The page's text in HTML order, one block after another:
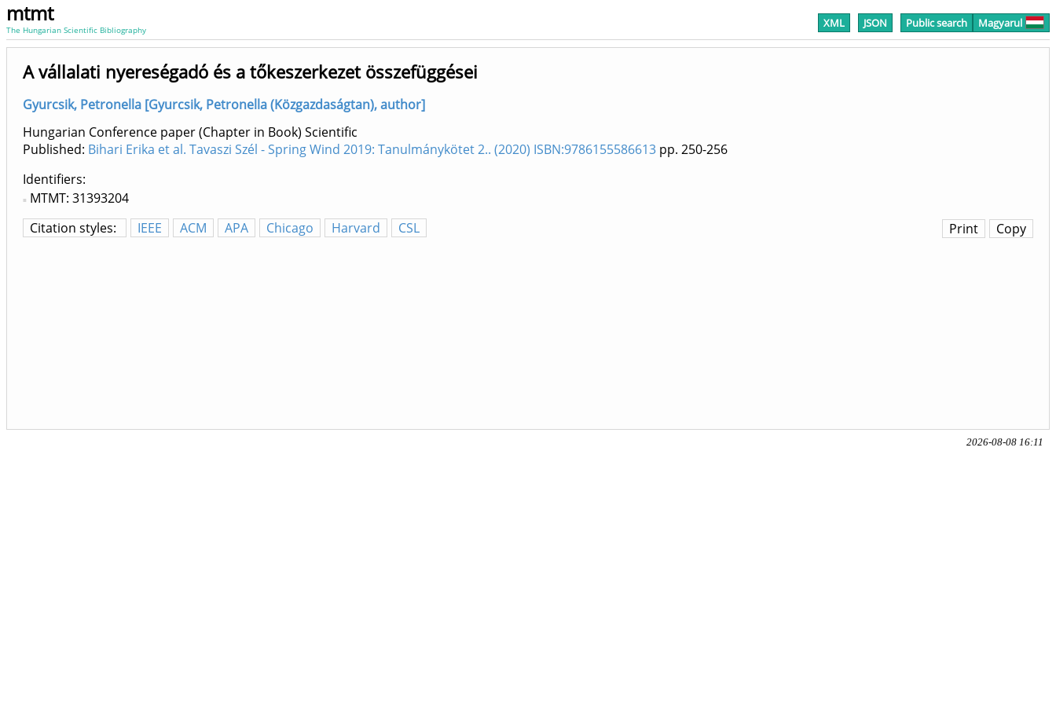
mtmt
The Hungarian Scientific Bibliography XML JSON Public search Magyarul
A vállalati nyereségadó és a tőkeszerkezet összefüggései
Gyurcsik, Petronella [Gyurcsik, Petronella (Közgazdaságtan), author]
Hungarian Conference paper (Chapter in Book) Scientific
Published: Bihari Erika et al. Tavaszi Szél - Spring Wind 2019: Tanulmánykötet 2.. (2020) ISBN:9786155586613 pp. 250-256
Identifiers
MTMT: 31393204
Citation styles:
IEEE ACM APA Chicago Harvard CSL Copy
Print
2026-08-08 16:11